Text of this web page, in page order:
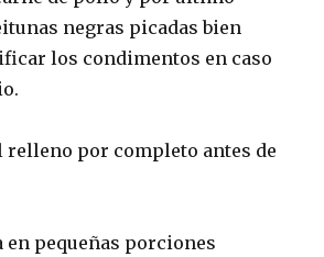
negras picadas bien
los condimentos en caso
relleno por completo antes de
pequeñas porciones